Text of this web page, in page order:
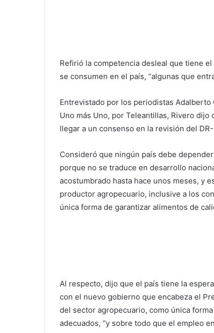
Refirió la competencia desleal que tiene
se consumen en el país, “algunas que
Entrevistado por los periodistas Adalberto
Uno más Uno, por Teleantillas, Rivero
llegar a un consenso en la revisión del
Consideró que ningún país debe
porque no se traduce en desarrollo
acostumbrado hasta hace unos meses, y
productor agropecuario, inclusive a los
única forma de garantizar alimentos de
Al respecto, dijo que el país tiene la
con el nuevo gobierno que encabeza el
del sector agropecuario, como única
adecuados, “y sobre todo que el empleo